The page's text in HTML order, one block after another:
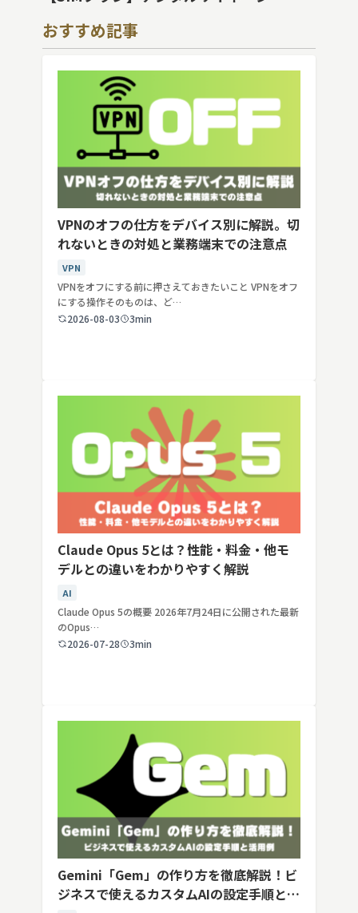
おすすめ記事
VPNのオフの仕方をデバイス別に解説。切
れないときの対処と業務端末での注意点
VPN
VPNをオフにする前に押さえておきたいこと VPNをオフ
にする操作そのものは、ど…
2026-08-03
3min
Claude Opus 5とは？性能・料金・他モ
デルとの違いをわかりやすく解説
AI
Claude Opus 5の概要 2026年7月24日に公開された最新
のOpus…
2026-07-28
3min
Gemini「Gem」の作り方を徹底解説！ビ
ジネスで使えるカスタムAIの設定手順と活